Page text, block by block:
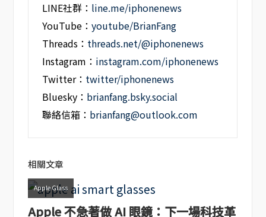
LINE社群： line.me/iphonenews
YouTube：youtube/BrianFang
Threads： threads.net/@iphonenews
Instagram： instagram.com/iphonenews
Twitter： twitter/iphonenews
Bluesky： brianfang.bsky.social
聯絡信箱： brianfang@outlook.com
相關文章
Apple Glass
Apple 不急著做 AI 眼鏡：下一場科技革